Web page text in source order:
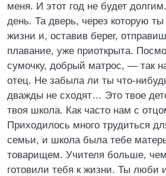
меня. И этот год не будет
день. Та дверь, через которую
жизни и, оставив берег,
плавание, уже приоткрыта.
сумочку, добрый матрос, — так
отец. Не забыла ли ты что-
дважды не сходят… Это твое
твоя школа. Как часто нам с
Приходилось много трудиться
семьи, и школа была тебе
товарищем. Учителя больше,
готовили тебя к жизни. Ты люби